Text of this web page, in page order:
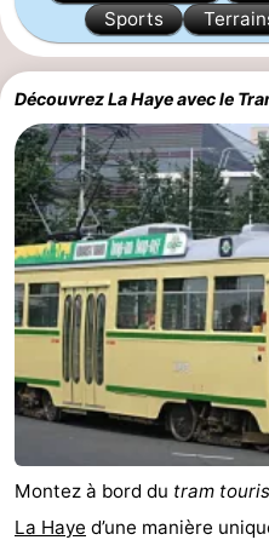
nuit
-
Nautisch
Centrum
Scheveningen
Campings
Chambre
d'hôtes
Chaumières
-
Duinrell
-
Kijkduin
Hôtels
Last
Sports
Découvrez La Haye avec le
Montez à bord du tram
La Haye d’une manière